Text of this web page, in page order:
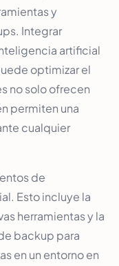
y
Integrar
artificial
optimizar el
no solo ofrecen
permiten una
cualquier
de
Esto incluye la
herramientas y la
backup para
en un entorno en